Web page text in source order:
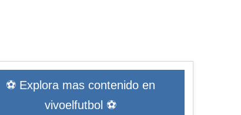
⚽ Explora mas contenido en
vivoelfutbol ⚽